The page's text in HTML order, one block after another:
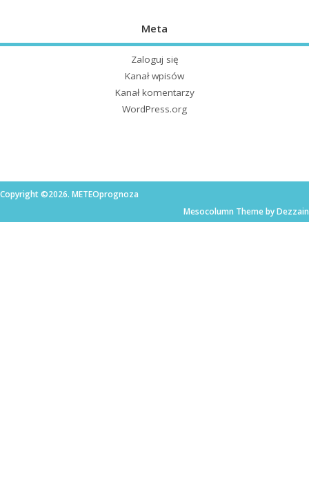
Meta
Zaloguj się
Kanał wpisów
Kanał komentarzy
WordPress.org
Copyright ©2026. METEOprognoza
Mesocolumn Theme by Dezzain